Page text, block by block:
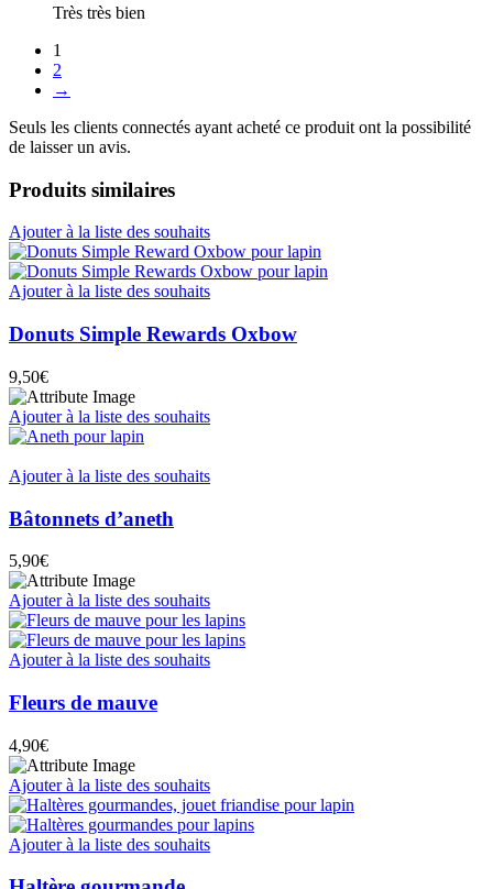
Très très bien
1
2
→
Seuls les clients connectés ayant acheté ce produit ont la possibilité
de laisser un avis.
Produits similaires
Ajouter à la liste des souhaits
Ajouter à la liste des souhaits
Donuts Simple Rewards Oxbow
9,50€
Ajouter à la liste des souhaits
Ajouter à la liste des souhaits
Bâtonnets d’aneth
5,90€
Ajouter à la liste des souhaits
Ajouter à la liste des souhaits
Fleurs de mauve
4,90€
Ajouter à la liste des souhaits
Ajouter à la liste des souhaits